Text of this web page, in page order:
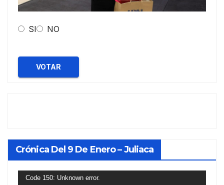
SI NO
VOTAR
Crónica Del 9 De Enero – Juliaca
Reproductor
Code 150: Unknown error.